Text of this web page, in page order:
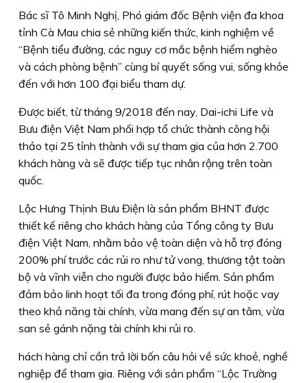
Bác sĩ Tô Minh Nghị, Phó giám đốc Bệnh viện đa khoa
tỉnh Cà Mau chia sẻ những kiến thức, kinh nghiệm về
“Bệnh tiểu đường, các nguy cơ mắc bệnh hiểm nghèo
và cách phòng bệnh” cùng bí quyết sống vui, sống khỏe
đến với hơn 100 đại biểu tham dự.
Được biết, từ tháng 9/2018 đến nay, Dai-ichi Life và
Bưu điện Việt Nam phối hợp tổ chức thành công hội
thảo tại 25 tỉnh thành với sự tham gia của hơn 2.700
khách hàng và sẽ được tiếp tục nhân rộng trên toàn
quốc.
Lộc Hưng Thịnh Bưu Điện là sản phẩm BHNT được
thiết kế riêng cho khách hàng của Tổng công ty Bưu
điện Việt Nam, nhằm bảo vệ toàn diện và hỗ trợ đóng
200% phí trước các rủi ro như tử vong, thương tật toàn
bộ và vĩnh viễn cho người được bảo hiểm. Sản phẩm
đảm bảo linh hoạt tối đa trong đóng phí, rút hoặc vay
theo khả năng tài chính, vừa mang đến sự an tâm, vừa
san sẻ gánh nặng tài chính khi rủi ro.
hách hàng chỉ cần trả lời bốn câu hỏi về sức khoẻ, nghề
nghiệp để tham gia. Riêng với sản phẩm “Lộc Trường